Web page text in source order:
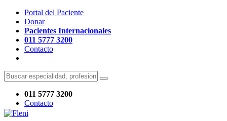
Portal del Paciente
Donar
Pacientes Internacionales
011 5777 3200
Contacto
011 5777 3200
Contacto